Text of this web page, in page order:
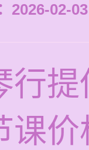
2026-02-
行
课